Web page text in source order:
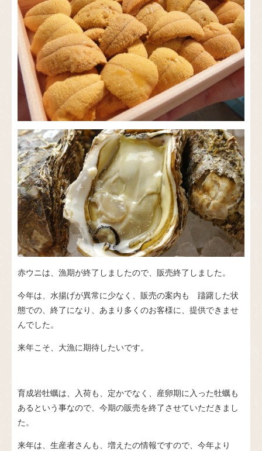
赤ウニは、漁期が終了しましたので、販売終了しました。
今年は、水揚げが異常に少なく、販売の案内も 躊躇した状
態での、終了になり、あまり多くのお客様に、提供できませ
んでした。
来年こそ、大漁に期待したいです。
育成岩牡蠣は、入荷も、定かでなく、産卵期に入った牡蠣も
あるという事なので、今期の販売を終了させていただきまし
た。
来年は、生産者さんも、増えたの情報ですので、今年より